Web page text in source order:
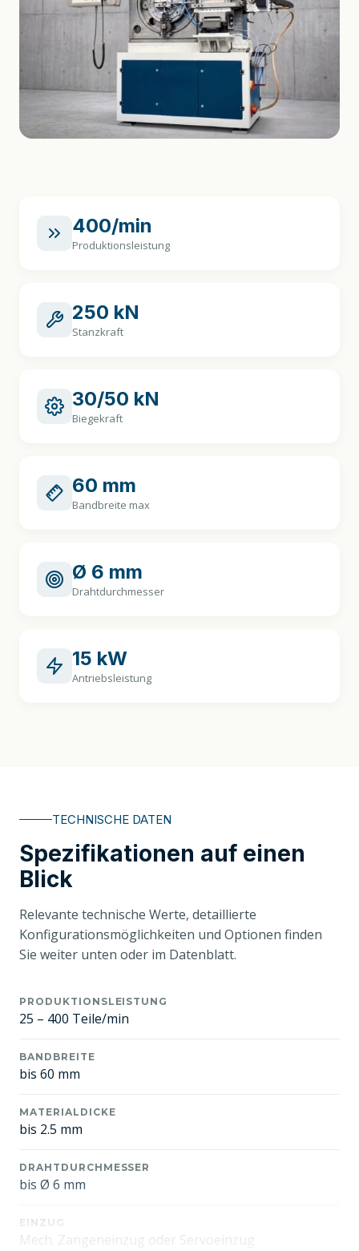
400/min
Produktionsleistung
250 kN
Stanzkraft
30/50 kN
Biegekraft
60 mm
Bandbreite max
Ø 6 mm
Drahtdurchmesser
15 kW
Antriebsleistung
TECHNISCHE DATEN
Spezifikationen auf einen
Blick
Relevante technische Werte, detaillierte
Konfigurationsmöglichkeiten und Optionen finden
Sie weiter unten oder im Datenblatt.
PRODUKTIONSLEISTUNG
25 – 400 Teile/min
BANDBREITE
bis 60 mm
MATERIALDICKE
bis 2.5 mm
DRAHTDURCHMESSER
bis Ø 6 mm
EINZUG
Mech. Zangeneinzug oder Servoeinzug